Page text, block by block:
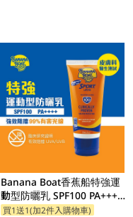
Banana Boat香蕉船特強運
動型防曬乳 SPF100 PA+++
90ML
買1送1(加2件入購物車)